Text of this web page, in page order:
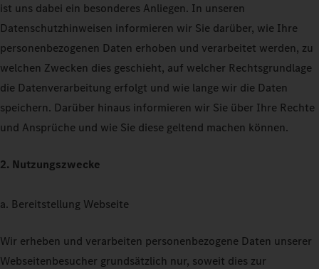
ist uns dabei ein besonderes Anliegen. In unseren
Datenschutzhinweisen informieren wir Sie darüber, wie Ihre
personenbezogenen Daten erhoben und verarbeitet werden, zu
welchen Zwecken dies geschieht, auf welcher Rechtsgrundlage
die Datenverarbeitung erfolgt und wie lange wir die Daten
speichern. Darüber hinaus informieren wir Sie über Ihre Rechte
und Ansprüche und wie Sie diese geltend machen können.
2. Nutzungszwecke
a. Bereitstellung Webseite
Wir erheben und verarbeiten personenbezogene Daten unserer
Webseitenbesucher grundsätzlich nur, soweit dies zur